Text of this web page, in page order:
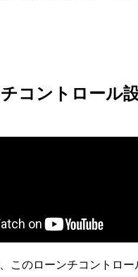
コントロール
このローンチコントロ